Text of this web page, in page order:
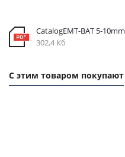
CatalogEMT-ВАТ 5-10mm
302,4 Кб
С этим товаром покупают